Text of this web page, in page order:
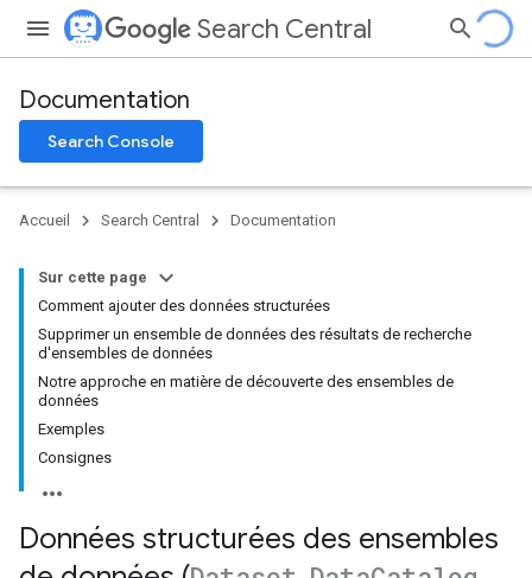
Search Central
Documentation
Search Console
Accueil Search Central Documentation
Sur cette page
Comment ajouter des données structurées
Supprimer un ensemble de données des résultats de recherche
d'ensembles de données
Notre approche en matière de découverte des ensembles de
données
Exemples
Consignes
Données structurées des ensembles